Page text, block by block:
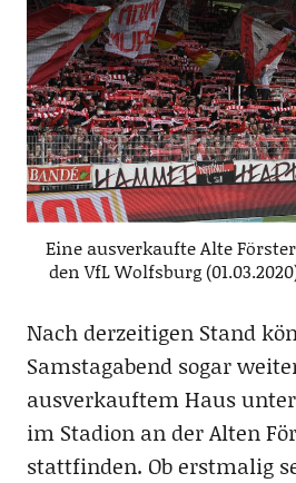
Eine ausverkaufte Alte
den VfL Wolfsburg
Nach derzeitigen Stand
Samstagabend sogar
ausverkauftem Haus
im Stadion an der Alten
stattfinden. Ob erstmalig